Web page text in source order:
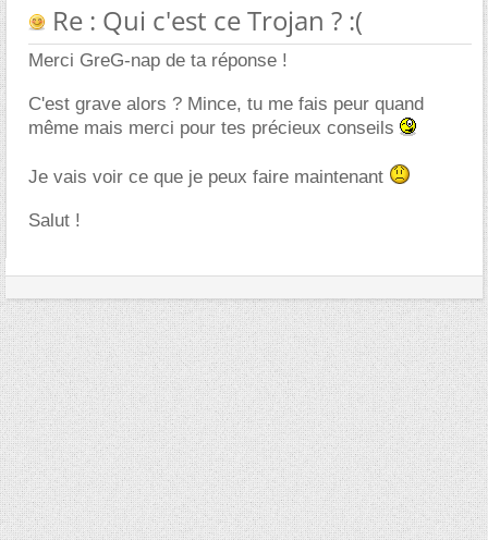
Re : Qui c'est ce Trojan ? :(
Merci GreG-nap de ta réponse !
C'est grave alors ? Mince, tu me fais peur quand
même mais merci pour tes précieux conseils
Je vais voir ce que je peux faire maintenant
Salut !